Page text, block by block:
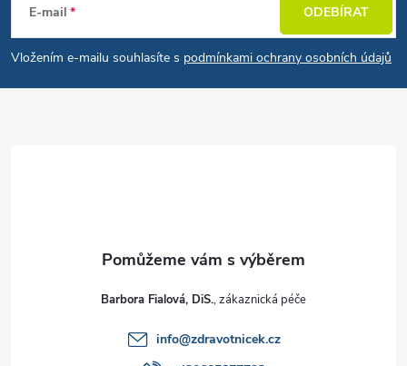
E-mail
Vložením e-mailu souhlasíte s podmínkami ochrany osobních údajů
ODEBÍRAT
Barbora Fialová, DiS.
info@zdravotnicek.cz